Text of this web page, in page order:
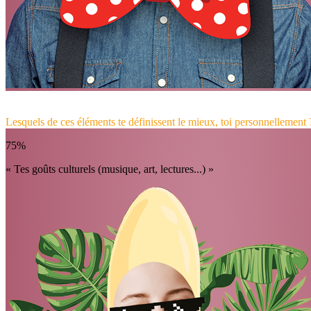
Lesquels de ces éléments te définissent le mieux, toi personnellement
75%
« Tes goûts culturels (musique, art, lectures...) »